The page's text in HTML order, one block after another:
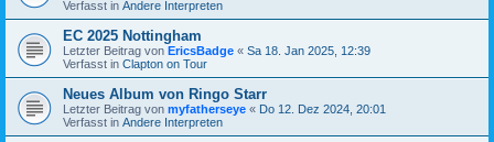
Verfasst in Andere Interpreten
EC 2025 Nottingham
Letzter Beitrag von EricsBadge « Sa 18. Jan 2025, 12:39
Verfasst in Clapton on Tour
Neues Album von Ringo Starr
Letzter Beitrag von myfatherseye « Do 12. Dez 2024, 20:01
Verfasst in Andere Interpreten